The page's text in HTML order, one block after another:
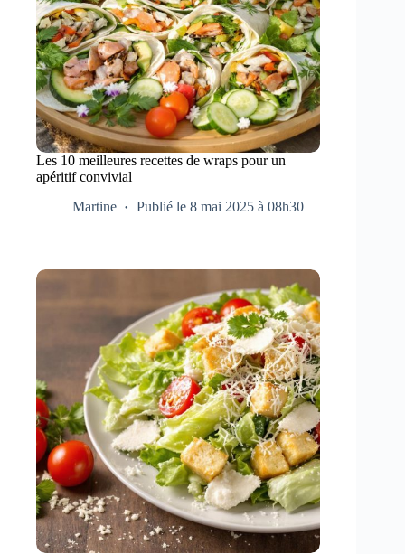
Les 10 meilleures recettes de wraps pour un
apéritif convivial
Martine
Publié le 8 mai 2025 à 08h30